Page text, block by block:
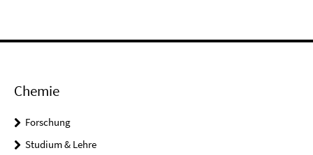
Chemie
Forschung
Studium & Lehre